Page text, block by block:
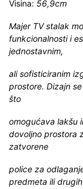
Visina: 56,9cm
Majer TV stalak
funkcionalnosti i
jednostavnim,
ali sofisticiranim
prostore. Dizajn
što
omogućava lakšu
dovoljno prostora
zatvorene
police za
predmeta ili